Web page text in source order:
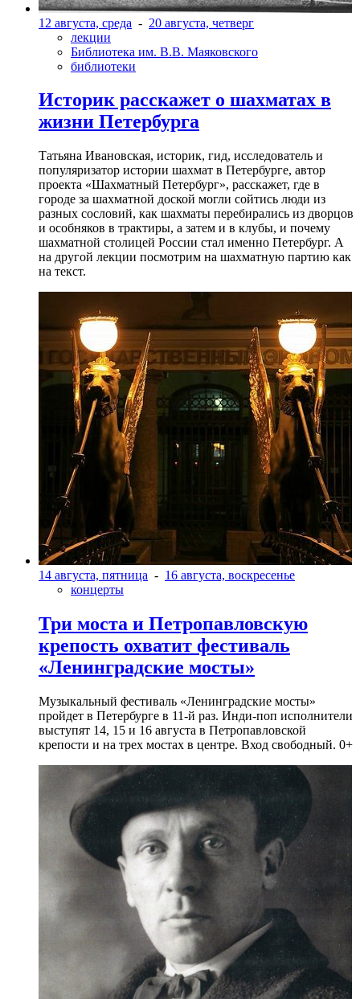
12 августа, среда - 20 августа, четверг
лекции
Библиотека им. В.В. Маяковского
библиотеки
Историк расскажет о шахматах в
жизни Петербурга
Татьяна Ивановская, историк, гид, исследователь и
популяризатор истории шахмат в Петербурге, автор
проекта «Шахматный Петербург», расскажет, где в
городе за шахматной доской могли сойтись люди из
разных сословий, как шахматы перебирались из дворцов
и особняков в трактиры, а затем и в клубы, и почему
шахматной столицей России стал именно Петербург. А
на другой лекции посмотрим на шахматную партию как
на текст.
14 августа, пятница - 16 августа, воскресенье
концерты
Три моста и Петропавловскую
крепость охватит фестиваль
«Ленинградские мосты»
Музыкальный фестиваль «Ленинградские мосты»
пройдет в Петербурге в 11-й раз. Инди-поп исполнители
выступят 14, 15 и 16 августа в Петропавловской
крепости и на трех мостах в центре. Вход свободный. 0+